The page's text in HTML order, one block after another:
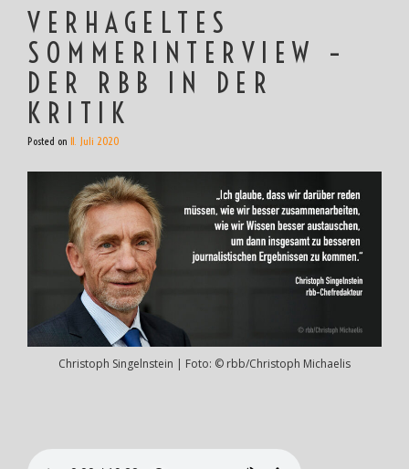
VERHAGELTES
SOMMERINTERVIEW –
DER RBB IN DER
KRITIK
Posted on 11. Juli 2020
Christoph Singelnstein | Foto: © rbb/Christoph Michaelis